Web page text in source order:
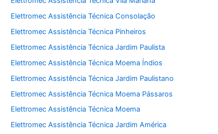
Elettromec Assistência Técnica Consolação
Elettromec Assistência Técnica Pinheiros
Elettromec Assistência Técnica Jardim Paulista
Elettromec Assistência Técnica Moema Índios
Elettromec Assistência Técnica Jardim Paulistano
Elettromec Assistência Técnica Moema Pássaros
Elettromec Assistência Técnica Moema
Elettromec Assistência Técnica Jardim América